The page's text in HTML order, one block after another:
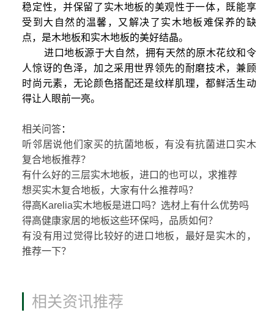
稳定性，并保留了实木地板的美观性于一体，既能享
受到大自然的温馨，又解决了实木地板难保养的缺
点，是木地板和实木地板的美好结晶。
进口地板源于大自然，拥有天然的原木花纹和令
人惊讶的色泽，加之采用世界领先的耐磨技术，兼顾
时尚元素，无论颜色搭配还是纹样肌理，都鲜活生动
得让人眼前一亮。
相关问答：
听邻居说他们家买的抗菌地板，有没有抗菌进口实木
复合地板推荐？
有什么好的三层实木地板，进口的也可以，求推荐
想买实木复合地板，大家有什么推荐吗？
得高Karelia实木地板是进口吗？选材上有什么优势吗
得高健康家居的地板这些环保吗，品质如何？
有没有用过觉得比较好的进口地板，最好是实木的，
推荐一下？
相关资讯推荐